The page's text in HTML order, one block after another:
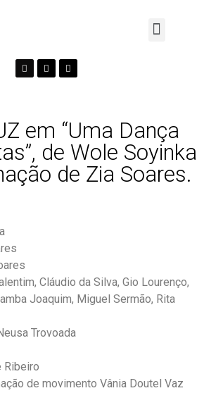
em “Uma Dança
de Wole Soyinka
de Zia Soares.
Cláudio da Silva, Gio Lourenço,
Joaquim, Miguel Sermão, Rita
Trovoada
Ribeiro
de movimento Vânia Doutel Vaz